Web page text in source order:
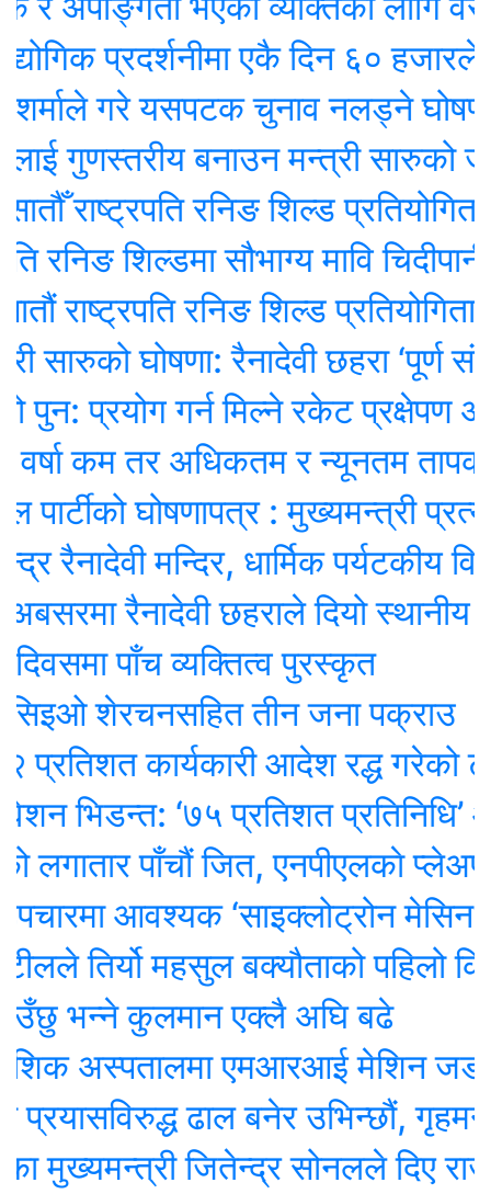
प्रदर्शनीमा एकै दिन ६० हजारले गरे
गरे यसपटक चुनाव नलड्ने घोषणा
गुणस्तरीय बनाउन मन्त्री सारुको जोड
राष्ट्रपति रनिङ शिल्ड प्रतियोगिता
शिल्डमा सौभाग्य मावि चिदीपानी
राष्ट्रपति रनिङ शिल्ड प्रतियोगिता सुरु
घोषणा: रैनादेवी छहरा ‘पूर्ण
प्रयोग गर्न मिल्ने रकेट प्रक्षेपण
कम तर अधिकतम र न्यूनतम तापक्रम
घोषणापत्र : मुख्यमन्त्री प्रत्यक्ष
मन्दिर, धार्मिक पर्यटकीय
रैनादेवी छहराले दियो स्थानीय बिदा
पाँच व्यक्तित्व पुरस्कृत
शेरचनसहित तीन जना पक्राउ
कार्यकारी आदेश रद्ध गरेको
भिडन्त: ‘७५ प्रतिशत प्रतिनिधि’
पाँचौं जित, एनपीएलकाे प्लेअफमा
आवश्यक ‘साइक्लोट्रोन मेसिन’
महसुल बक्यौताको पहिलो
भन्ने कुलमान एक्लै अघि बढे
अस्पतालमा एमआरआई मेशिन जडान
ढाल बनेर उभिन्छौं,
जितेन्द्र सोनलले दिए